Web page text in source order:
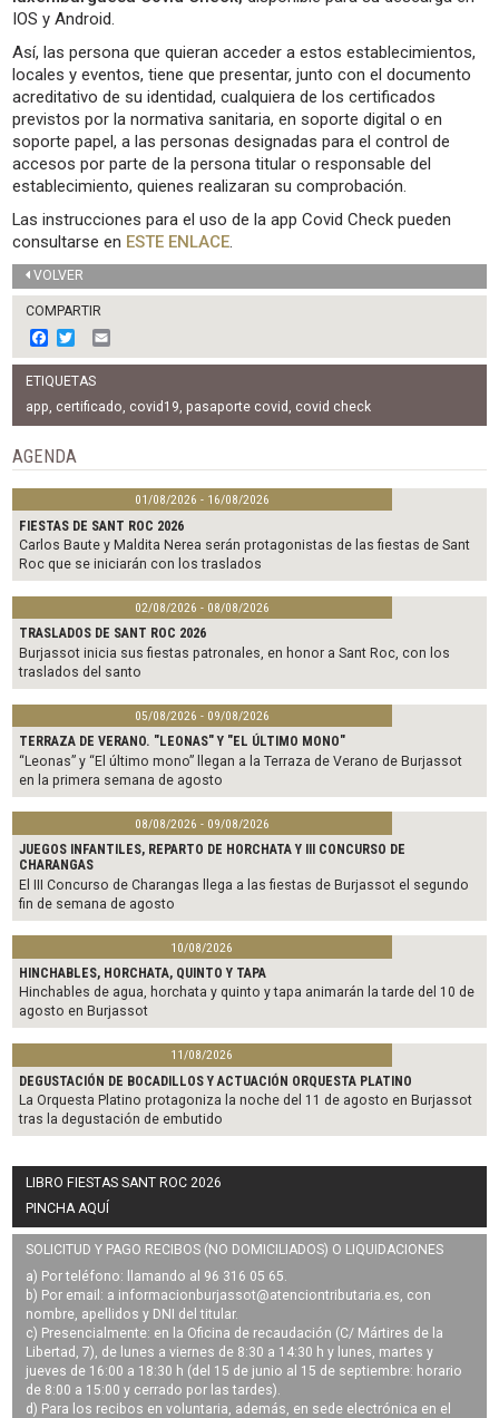
IOS y Android.
Así, las persona que quieran acceder a estos establecimientos,
locales y eventos, tiene que presentar, junto con el documento
acreditativo de su identidad, cualquiera de los certificados
previstos por la normativa sanitaria, en soporte digital o en
soporte papel, a las personas designadas para el control de
accesos por parte de la persona titular o responsable del
establecimiento, quienes realizaran su comprobación.
Las instrucciones para el uso de la app Covid Check pueden
consultarse en ESTE ENLACE.
VOLVER
COMPARTIR
F
a
c
e
b
o
o
k
w
i
t
t
e
m
l
ETIQUETAS
app, certificado, covid19, pasaporte covid , covid check
AGENDA
01/08/2026 - 16/08/2026
FIESTAS DE SANT ROC 2026
Carlos Baute y Maldita Nerea serán protagonistas de las fiestas de Sant
Roc que se iniciarán con los traslados
02/08/2026 - 08/08/2026
TRASLADOS DE SANT ROC 2026
Burjassot inicia sus fiestas patronales, en honor a Sant Roc, con los
traslados del santo
05/08/2026 - 09/08/2026
TERRAZA DE VERANO. "LEONAS" Y "EL ÚLTIMO MONO"
“Leonas” y “El último mono” llegan a la Terraza de Verano de Burjassot
en la primera semana de agosto
08/08/2026 - 09/08/2026
JUEGOS INFANTILES, REPARTO DE HORCHATA Y III CONCURSO DE
CHARANGAS
El III Concurso de Charangas llega a las fiestas de Burjassot el segundo
fin de semana de agosto
10/08/2026
HINCHABLES, HORCHATA, QUINTO Y TAPA
Hinchables de agua, horchata y quinto y tapa animarán la tarde del 10 de
agosto en Burjassot
11/08/2026
DEGUSTACIÓN DE BOCADILLOS Y ACTUACIÓN ORQUESTA PLATINO
La Orquesta Platino protagoniza la noche del 11 de agosto en Burjassot
tras la degustación de embutido
LIBRO FIESTAS SANT ROC 2026
PINCHA AQUÍ
SOLICITUD Y PAGO RECIBOS (NO DOMICILIADOS) O LIQUIDACIONES
a) Por teléfono: llamando al 96 316 05 65.
b) Por email: a informacionburjassot@atenciontributaria.es , con
nombre, apellidos y DNI del titular.
c) Presencialmente: en la Oficina de recaudación (C/ Mártires de la
Libertad, 7), de lunes a viernes de 8:30 a 14:30 h y lunes, martes y
jueves de 16:00 a 18:30 h (del 15 de junio al 15 de septiembre: horario
de 8:00 a 15:00 y cerrado por las tardes).
d) Para los recibos en voluntaria, además, en sede electrónica en el